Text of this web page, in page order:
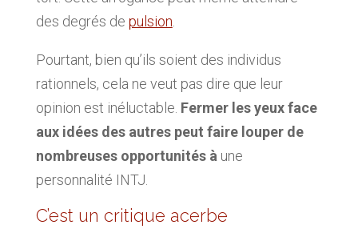
des degrés de pulsion.
Pourtant, bien qu’ils soient des individus
rationnels, cela ne veut pas dire que leur
opinion est inéluctable. Fermer les yeux face
aux idées des autres peut faire louper de
nombreuses opportunités àune
personnalité INTJ.
C’est un critique acerbe